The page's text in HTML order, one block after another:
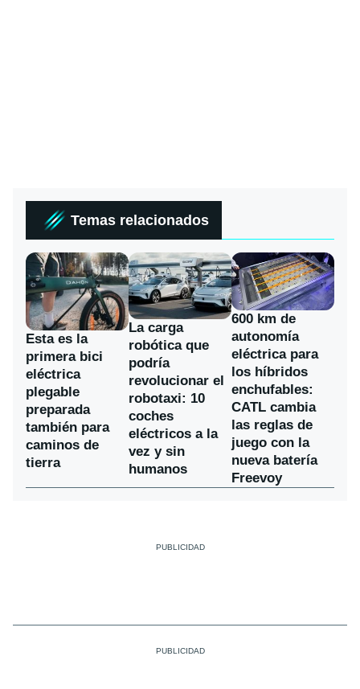
Temas relacionados
Esta es la
primera bici
eléctrica
plegable
preparada
también para
caminos de
tierra
La carga
robótica que
podría
revolucionar el
robotaxi: 10
coches
eléctricos a la
vez y sin
humanos
600 km de
autonomía
eléctrica para
los híbridos
enchufables:
CATL cambia
las reglas de
juego con la
nueva batería
Freevoy